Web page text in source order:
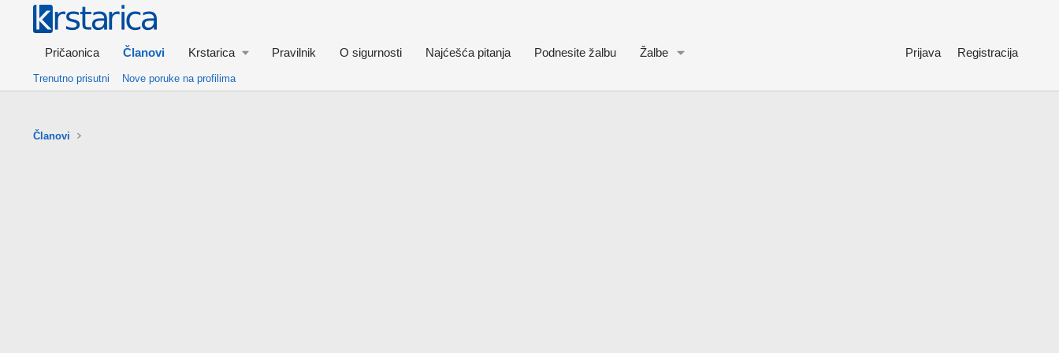
Pričaonica Članovi Krstarica Pravilnik O sigurnosti Najćešća pitanja Podnesite žalbu Žalbe Prijava Registracija
Trenutno prisutni Nove poruke na profilima
Članovi